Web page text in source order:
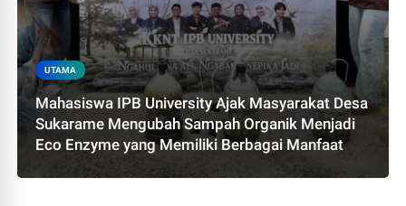
UTAMA
Mahasiswa IPB University Ajak Masyarakat Desa
Sukarame Mengubah Sampah Organik Menjadi
Eco Enzyme yang Memiliki Berbagai Manfaat